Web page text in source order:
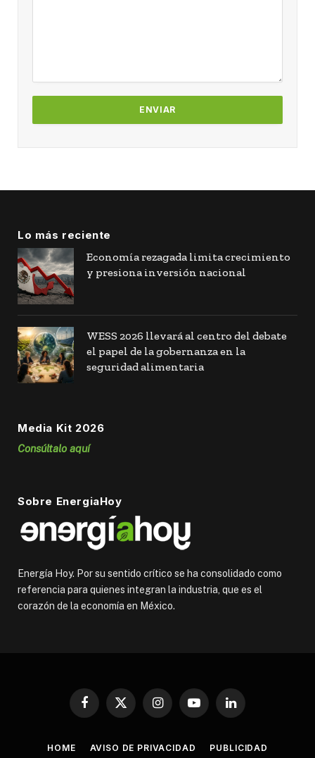
Lo más reciente
Economía rezagada limita crecimiento
y presiona inversión nacional
WESS 2026 llevará al centro del debate
el papel de la gobernanza en la
seguridad alimentaria
Media Kit 2026
Consúltalo aquí
Sobre EnergiaHoy
Energía Hoy. Por su sentido crítico se ha consolidado como
referencia para quienes integran la industria, que es el
corazón de la economía en México.
Facebook
X
InstagramYouTubeLinkedIn
HOME AVISO DE PRIVACIDAD PUBLICIDAD